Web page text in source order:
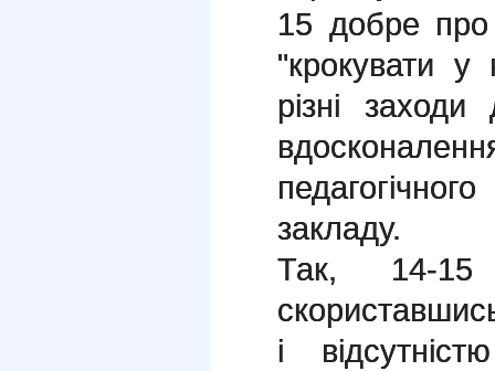
15 добре
"крокувати у
різні
закладу.
Так, 14-
і